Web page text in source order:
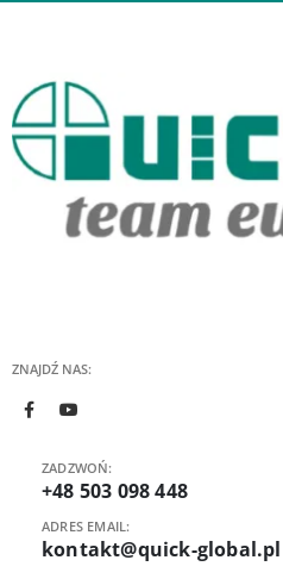
ZNAJDŹ NAS:
ZADZWOŃ:
+48 503 098 448
ADRES EMAIL:
kontakt@quick-global.pl